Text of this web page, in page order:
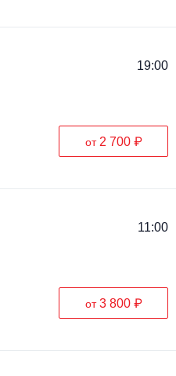
19:00
от 2 700 ₽
11:00
от3 800 ₽